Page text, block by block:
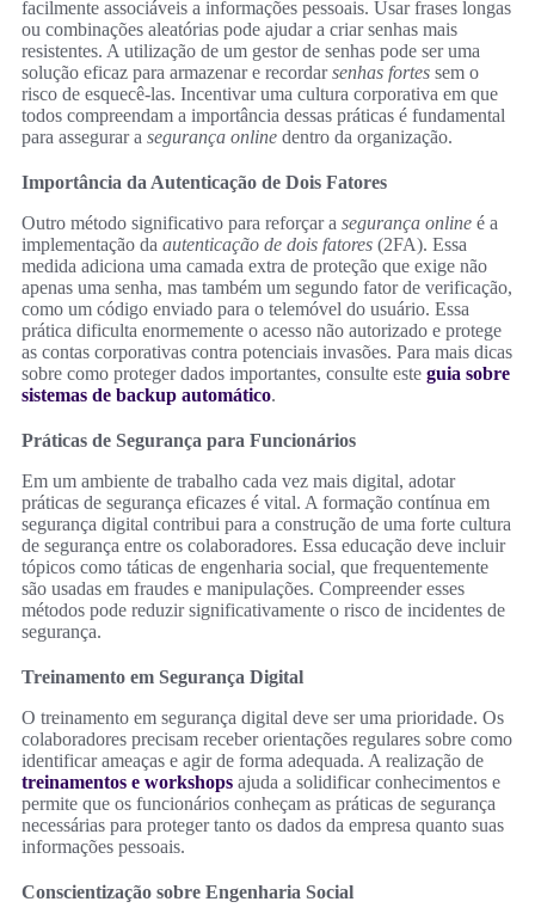
facilmente associáveis a informações pessoais. Usar frases longas
ou combinações aleatórias pode ajudar a criar senhas mais
resistentes. A utilização de um gestor de senhas pode ser uma
solução eficaz para armazenar e recordarsenhas fortes sem o
risco de esquecê-las. Incentivar uma cultura corporativa em que
todos compreendam a importância dessas práticas é fundamental
para assegurar a segurança online dentro da organização.
Importância da Autenticação de Dois Fatores
Outro método significativo para reforçar a segurança online é a
implementação da autenticação de dois fatores (2FA). Essa
medida adiciona uma camada extra de proteção que exige não
apenas uma senha, mas também um segundo fator de verificação,
como um código enviado para o telemóvel do usuário. Essa
prática dificulta enormemente o acesso não autorizado e protege
as contas corporativas contra potenciais invasões. Para mais dicas
sobre como proteger dados importantes, consulte este guia sobre
sistemas de backup automático.
Práticas de Segurança para Funcionários
Em um ambiente de trabalho cada vez mais digital, adotar
práticas de segurança eficazes é vital. A formação contínua em
segurança digital contribui para a construção de uma forte cultura
de segurança entre os colaboradores. Essa educação deve incluir
tópicos como táticas de engenharia social, que frequentemente
são usadas em fraudes e manipulações. Compreender esses
métodos pode reduzir significativamente o risco de incidentes de
segurança.
Treinamento em Segurança Digital
O treinamento em segurança digital deve ser uma prioridade. Os
colaboradores precisam receber orientações regulares sobre como
identificar ameaças e agir de forma adequada. A realização de
treinamentos e workshops ajuda a solidificar conhecimentos e
permite que os funcionários conheçam as práticas de segurança
necessárias para proteger tanto os dados da empresa quanto suas
informações pessoais.
Conscientização sobre Engenharia Social